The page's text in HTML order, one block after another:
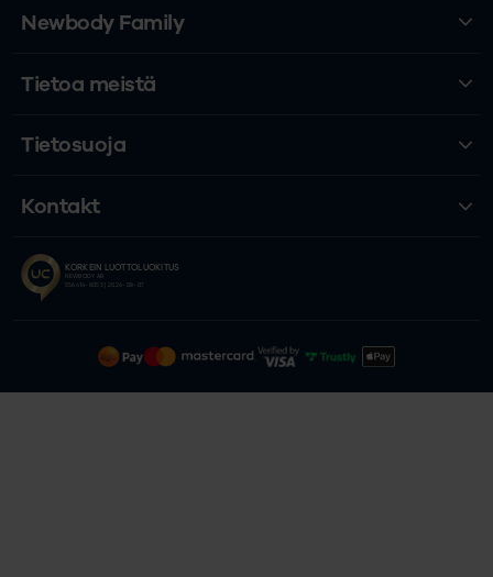
Newbody Family
Tietoa meistä
Tietosuoja
Kontakt